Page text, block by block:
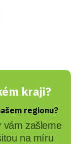
kraji?
regionu?
vám zašleme
na míru